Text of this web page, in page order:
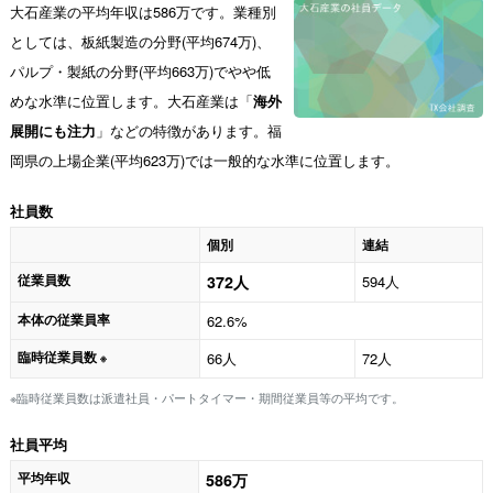
大石産業の平均年収は586万です。業種別
としては、板紙製造の分野(平均674万)、
パルプ・製紙の分野(平均663万)でやや低
めな水準に位置します。大石産業は「海外
展開にも注力 」などの特徴があります。福
岡県の上場企業(平均623万)では一般的な水準に位置します。
社員数
個別
連結
従業員数
372人 594人
本体の従業員率 62.6%
臨時従業員数 ※ 66人 72人
※臨時従業員数は派遣社員・パートタイマー・期間従業員等の平均です。
社員平均
平均年収 586万